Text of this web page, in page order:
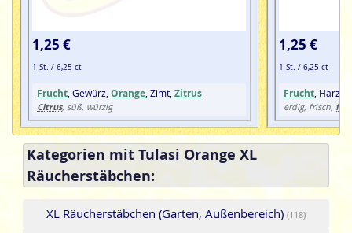
1,25 €
1 St. / 6,25 ct
Frucht , Gewürz, Orange , Zimt, Zitrus
Citrus, süß, würzig
1,25 €
1 St. / 6,25 ct
Frucht, Harz,
erdig, frisch,
Kategorien mit Tulasi Orange XL
Räucherstäbchen:
XL Räucherstäbchen (Garten, Außenbereich) (118)